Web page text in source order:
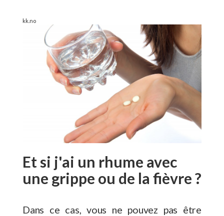
kk.no
Et si j'ai un rhume avec
une grippe ou de la fièvre ?
Dans ce cas, vous ne pouvez pas être